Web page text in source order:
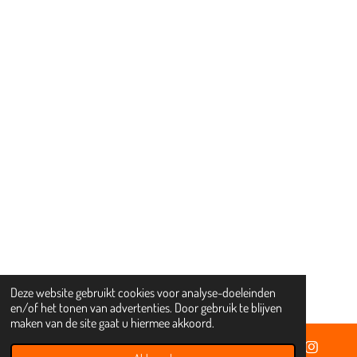
Deze website gebruikt cookies voor analyse-doeleinden
en/of het tonen van advertenties. Door gebruik te blijven
maken van de site gaat u hiermee akkoord.